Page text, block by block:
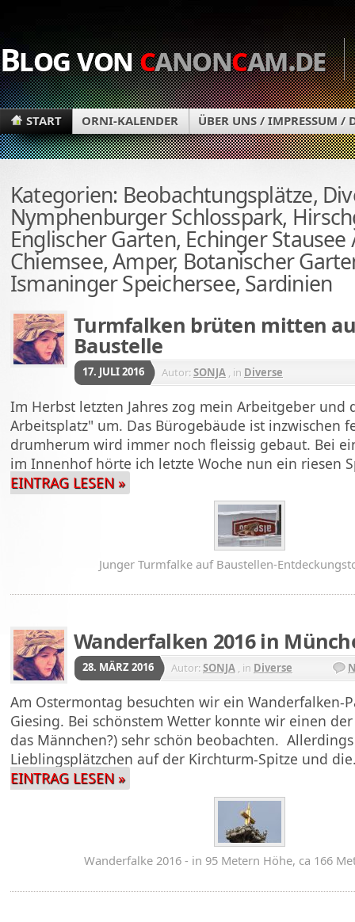
Blog voncanoncam.de
START ORNI-KALENDER ÜBER UNS / IMPRESSUM /
Kategorien: Beobachtungsplätze,
Nymphenburger Schlosspark,
Englischer Garten, Echinger
Chiemsee, Amper, Botanischer
Ismaninger Speichersee, Sardinien
Turmfalken brüten mitten
Baustelle
17. JULI 2016 Autor:SONJA , in Diverse
Im Herbst letzten Jahres zog mein Arbeitgeber und
Arbeitsplatz" um. Das Bürogebäude ist inzwischen
drumherum wird immer noch fleissig gebaut. Bei
im Innenhof hörte ich letzte Woche nun ein riesen
EINTRAG LESEN »
Junger Turmfalke auf Baustellen-
Wanderfalken 2016 in
28. MÄRZ 2016 Autor:SONJA , in Diverse
Am Ostermontag besuchten wir ein Wanderfalken-
Giesing. Bei schönstem Wetter konnte wir einen
das Männchen?) sehr schön beobachten.
Lieblingsplätzchen auf der Kirchturm-Spitze und
EINTRAG LESEN »
Wanderfalke 2016 - in 95 Metern Höhe, ca 166